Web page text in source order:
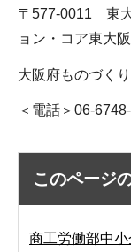
〒577-0011 東
ョン・コア東大
大阪府ものづく
＜電話＞06-
このページ
商工労働部中